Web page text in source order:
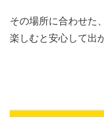
その場所に合わせた
楽しむと安心して出